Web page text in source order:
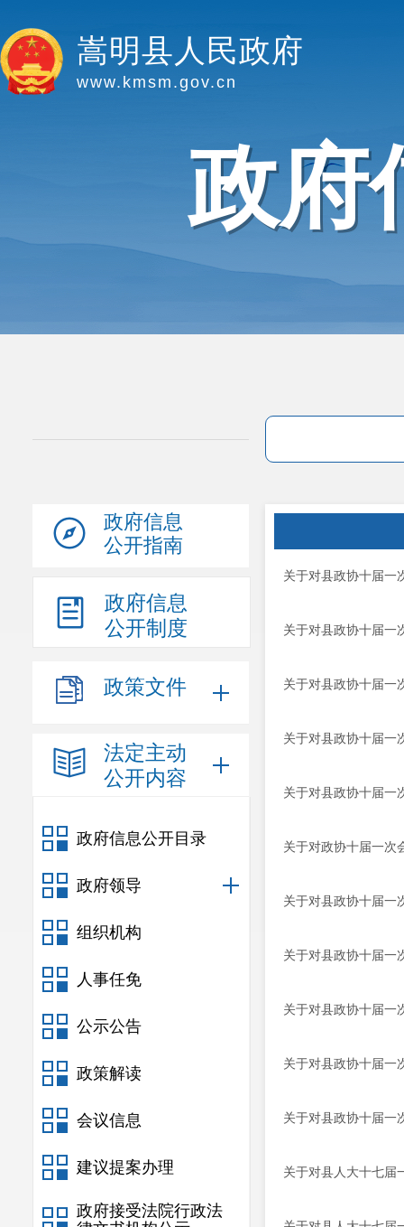
嵩明县人民政府
www.kmsm.gov.cn
政府
政府信息
公开指南
政府信息
公开制度
政策文件
法定主动
公开内容
政府信息公开目录
政府领导
组织机构
人事任免
公示公告
政策解读
会议信息
建议提案办理
政府接受法院行政法
关于对县政协十届一
关于对县政协十届一
关于对县政协十届一
关于对县政协十届一
关于对县政协十届一
关于对政协十届一次
关于对县政协十届一
关于对县政协十届一
关于对县政协十届一
关于对县政协十届一
关于对县政协十届一
关于对县人大十七届